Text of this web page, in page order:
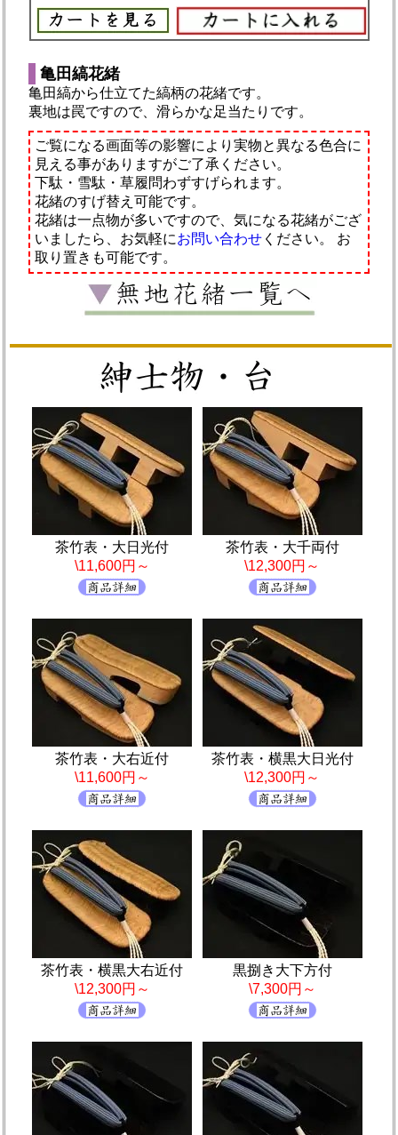
亀田縞花緒
亀田縞から仕立てた縞柄の花緒です。
裏地は罠ですので、滑らかな足当たりです。
ご覧になる画面等の影響により実物と異なる色合に
見える事がありますがご了承ください。
下駄・雪駄・草履問わずすげられます。
花緒のすげ替え可能です。
花緒は一点物が多いですので、気になる花緒がござ
いましたら、お気軽にお問い合わせ ください。
お
取り置きも可能です。
茶竹表・大日光付
\11,600円～
茶竹表・大千両付
\12,300円～
茶竹表・大右近付
\11,600円～
茶竹表・横黒大日光付
\12,300円～
茶竹表・横黒大右近付
\12,300円～
黒捌き大下方付
\7,300円～